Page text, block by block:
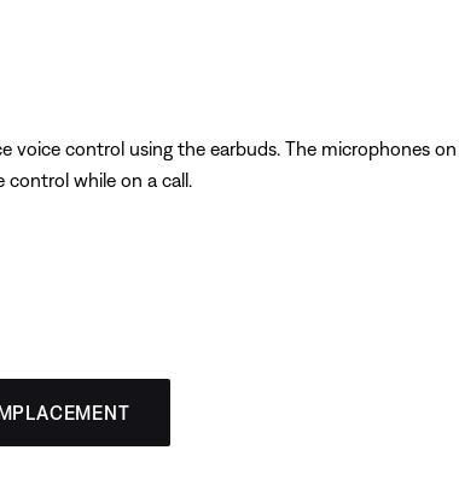
voice control using the earbuds. The microphones
control while on a call.